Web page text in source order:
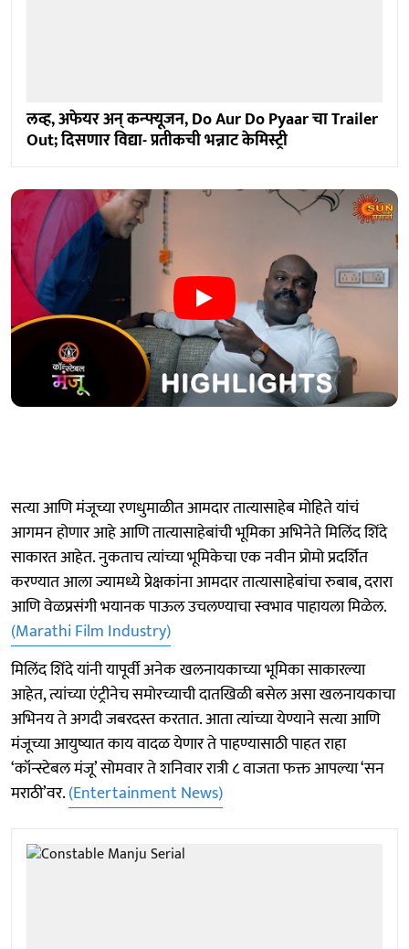
लव्ह, अफेयर अन् कन्फ्यूजन, Do Aur Do Pyaar चा Trailer
Out; दिसणार विद्या- प्रतीकची भन्नाट केमिस्ट्री
सत्या आणि मंजूच्या रणधुमाळीत आमदार तात्यासाहेब मोहिते यांचं
आगमन होणार आहे आणि तात्यासाहेबांची भूमिका अभिनेते मिलिंद शिंदे
साकारत आहेत. नुकताच त्यांच्या भूमिकेचा एक नवीन प्रोमो प्रदर्शित
करण्यात आला ज्यामध्ये प्रेक्षकांना आमदार तात्यासाहेबांचा रुबाब, दरारा
आणि वेळप्रसंगी भयानक पाऊल उचलण्याचा स्वभाव पाहायला मिळेल.
(Marathi Film Industry)
मिलिंद शिंदे यांनी यापूर्वी अनेक खलनायकाच्या भूमिका साकारल्या
आहेत, त्यांच्या एंट्रीनेच समोरच्याची दातखिळी बसेल असा खलनायकाचा
अभिनय ते अगदी जबरदस्त करतात. आता त्यांच्या येण्याने सत्या आणि
मंजूच्या आयुष्यात काय वादळ येणार ते पाहण्यासाठी पाहत राहा
‘कॉन्स्टेबल मंजू’ सोमवार ते शनिवार रात्री ८ वाजता फक्त आपल्या ‘सन
मराठी’वर.(Entertainment News)